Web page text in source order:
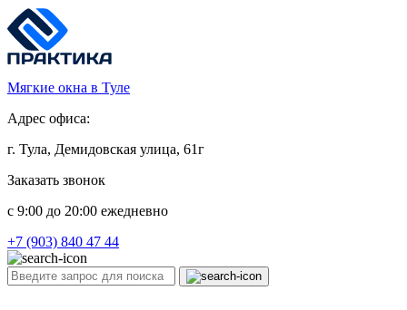
Мягкие окна в Туле
Адрес офиса:
г. Тула, Демидовская улица, 61г
Заказать звонок
c 9:00 до 20:00 ежедневно
+7 (903) 840 47 44